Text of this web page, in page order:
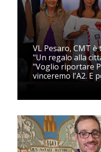
VL Pesaro, CMT
"Un regalo alla
"Voglio riportare
vinceremo l'A2. E